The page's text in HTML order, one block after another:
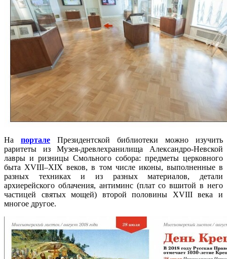
На портале Президентской библиотеки можно изучить
раритеты из Музея-древлехранилища Александро-Невской
лавры и ризницы Смольного собора: предметы церковного
быта XVIII–XIX веков, в том числе иконы, выполненные в
разных техниках и из разных материалов, детали
архиерейского облачения, антиминс (плат со вшитой в него
частицей святых мощей) второй половины XVIII века и
многое другое.